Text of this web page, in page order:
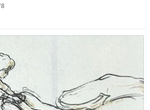
祖母を背負い、助け出した孫が「命